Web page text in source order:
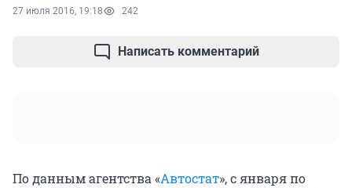
27 июля 2016, 19:18 242
Написать комментарий
По данным агентства «Автостат», с января по